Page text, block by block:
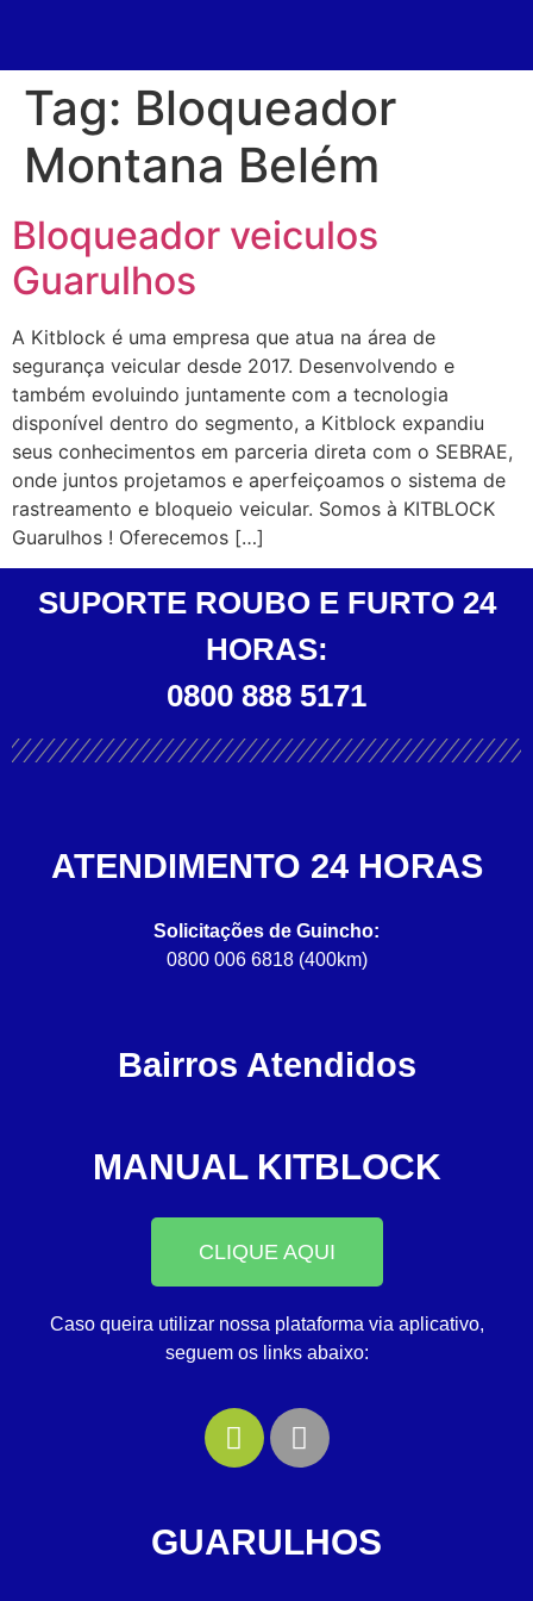
Tag: Bloqueador
Montana Belém
Bloqueador veiculos
Guarulhos
A Kitblock é uma empresa que atua na área de
segurança veicular desde 2017. Desenvolvendo e
também evoluindo juntamente com a tecnologia
disponível dentro do segmento, a Kitblock expandiu
seus conhecimentos em parceria direta com o SEBRAE,
onde juntos projetamos e aperfeiçoamos o sistema de
rastreamento e bloqueio veicular. Somos à KITBLOCK
Guarulhos ! Oferecemos […]
SUPORTE ROUBO E FURTO 24
HORAS:
0800 888 5171
ATENDIMENTO 24 HORAS
Solicitações de Guincho:
0800 006 6818 (400km)
Bairros Atendidos
MANUAL KITBLOCK
CLIQUE AQUI
Caso queira utilizar nossa plataforma via aplicativo,
seguem os links abaixo:
GUARULHOS